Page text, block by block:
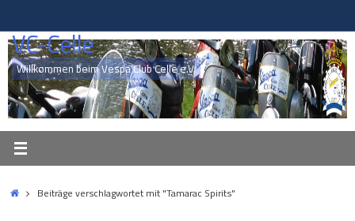
springen
VC-Celle
Willkommen beim Vespa Club Celle e.V.
StartBeiträge verschlagwortet mit "Tamarac Spirits"